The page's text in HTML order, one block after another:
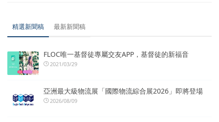
精選新聞稿 最新新聞稿
FLOC唯一基督徒專屬交友APP，基督徒的新福音
2021/03/29
亞洲最大級物流展「國際物流綜合展2026」即將登場
2026/08/09